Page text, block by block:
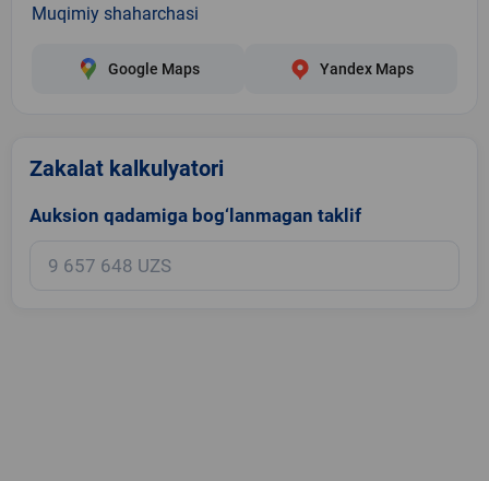
Muqimiy shaharchasi
Google Maps Yandex Maps
Zakalat kalkulyatori
Auksion qadamiga bog‘lanmagan taklif